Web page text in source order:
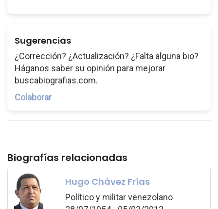
Sugerencias
¿Corrección? ¿Actualización? ¿Falta alguna bio?
Háganos saber su opinión para mejorar
buscabiografias.com.
Colaborar
Biografías relacionadas
Hugo Chávez Frías
Político y militar venezolano